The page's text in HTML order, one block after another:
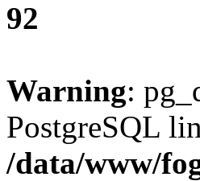
92
Warning:
PostgreSQL
/data/www/